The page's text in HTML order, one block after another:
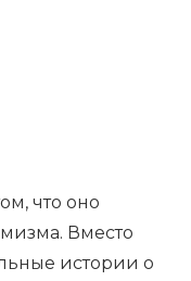
что оно
Вместо
истории о